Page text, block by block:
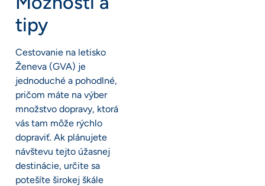
tipy
Cestovanie na letisko
Ženeva (GVA) je
jednoduché a pohodlné,
pričom máte na výber
množstvo dopravy, ktorá
vás tam môže rýchlo
dopraviť. Ak plánujete
návštevu tejto úžasnej
destinácie, určite sa
potešíte širokej škále